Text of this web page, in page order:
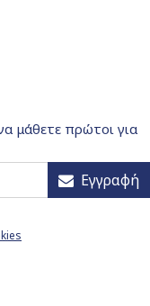
μάθετε πρώτοι για
Εγγραφή